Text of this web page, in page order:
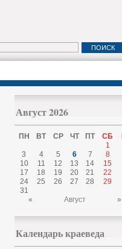
Август 2026
ПН ВТ СР ЧТ ПТ СБ
1
3
4 5 6 7 8
10
11 12 13 14 15
17
18 19 20 21 22
24
25 26 27 28 29
31
«
Август »
Календарь краеведа